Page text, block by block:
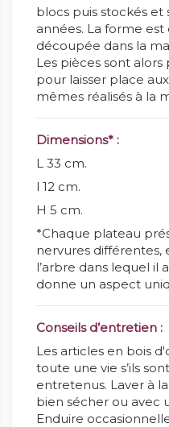
blocs puis stockés
années. La forme
découpée dans la
Les pièces sont
pour laisser place
mêmes réalisés à la
Dimensions* :
L 33 cm.
l 12 cm.
H 5 cm.
*Chaque plateau
nervures différentes,
l’arbre dans lequel il
donne un aspect
Conseils d’entretien :
Les articles en bois
toute une vie s’ils
entretenus. Laver à
bien sécher ou avec
Enduire